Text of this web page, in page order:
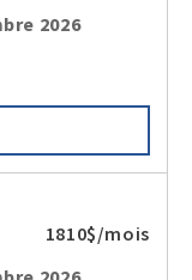
2026
1810$/mois